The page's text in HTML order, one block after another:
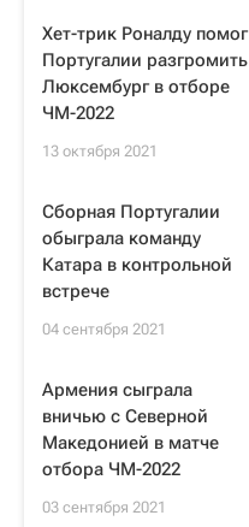
Хет-трик Роналду помог
Португалии разгромить
Люксембург в отборе
ЧМ-2022
13 октября 2021
Сборная Португалии
обыграла команду
Катара в контрольной
встрече
04 сентября 2021
Армения сыграла
вничью с Северной
Македонией в матче
отбора ЧМ-2022
03 сентября 2021